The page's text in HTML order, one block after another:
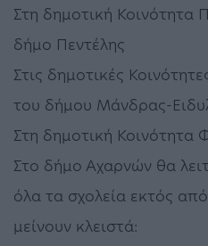
Στη δημοτική Κοινότητα
δήμο Πεντέλης
Στις δημοτικές
του δήμου Μάνδρας-
Στη δημοτική
Στο δήμο Αχαρνών θα
όλα τα σχολεία εκτός
μείνουν κλειστά: